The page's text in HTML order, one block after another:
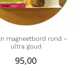
magneetbord rond –
ultra goud
95,00